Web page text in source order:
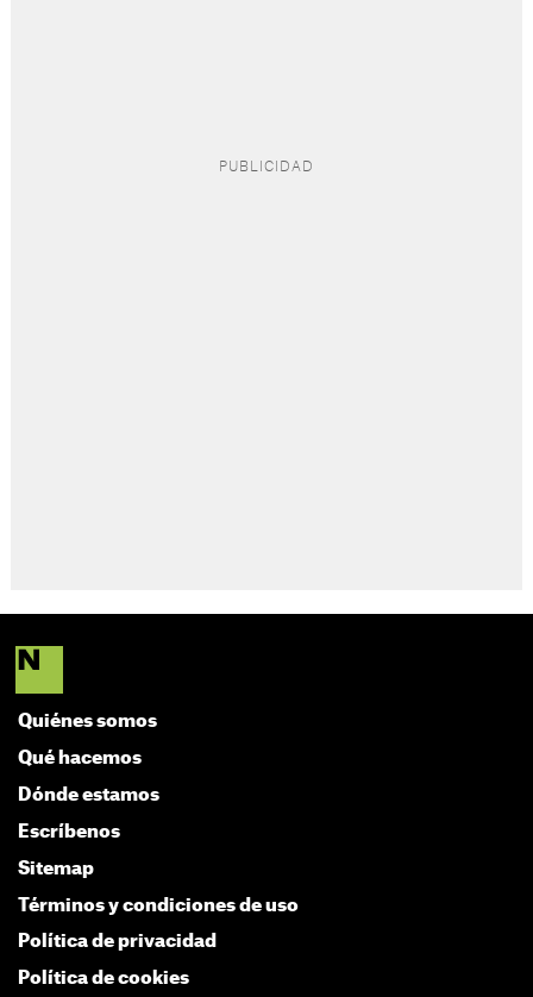
Quiénes somos
Qué hacemos
Dónde estamos
Escríbenos
Sitemap
Términos y condiciones de uso
Política de privacidad
Política de cookies